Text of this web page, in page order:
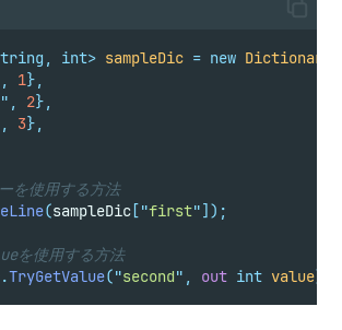
, int> sampleDic = new Dictionary
, 1},
" , 2},
, 3},
を使用する方法
(sampleDic ["first"]);
を使用する方法
.TryGetValue("second" , out int value)){